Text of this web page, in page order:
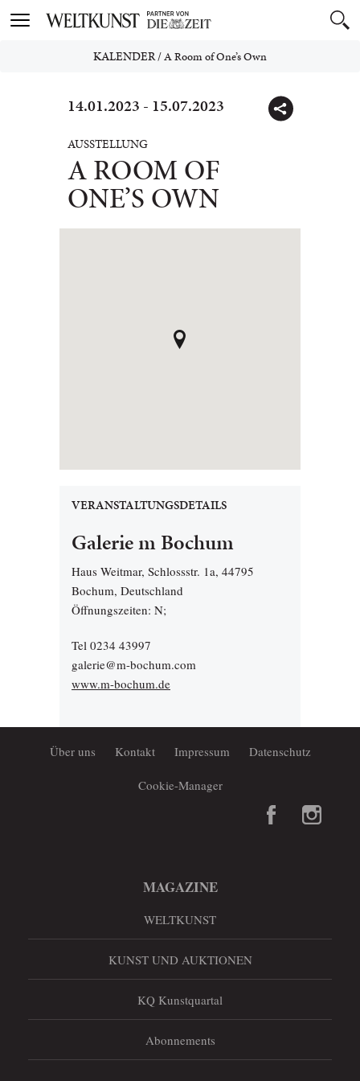
Toggle
KALENDER/A Room of One’s Own
14.01.2023 - 15.07.2023
AUSSTELLUNG
A ROOM OF
ONE’S OWN
VERANSTALTUNGSDETAILS
Galerie m Bochum
Haus Weitmar, Schlossstr. 1a, 44795
Bochum, Deutschland
Öffnungszeiten: N;
Tel 0234 43997
galerie@m-bochum.com
www.m-bochum.de
Über uns Kontakt Impressum Datenschutz
Cookie-Manager
MAGAZINE
WELTKUNST
KUNST UND AUKTIONEN
KQ Kunstquartal
Abonnements